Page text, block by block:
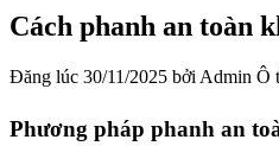
Cách phanh an toàn
Đăng lúc 30/11/2025 bởi Admin Ô
Phương pháp phanh an